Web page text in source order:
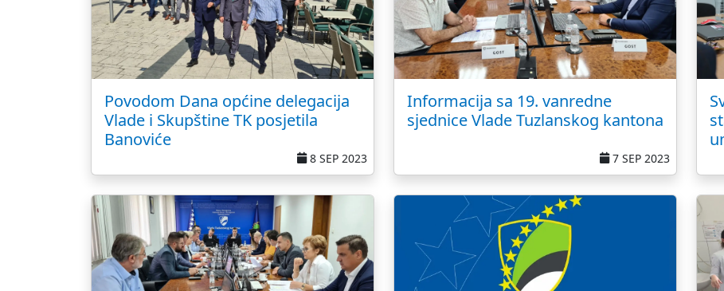
Povodom Dana općine delegacija
Vlade i Skupštine TK posjetila
Banoviće
8 SEP 2023
Informacija sa 19. vanredne
sjednice Vlade Tuzlanskog kantona
7 SEP 2023